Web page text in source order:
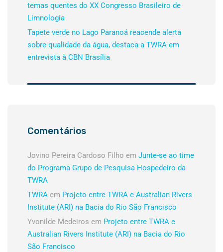
temas quentes do XX Congresso Brasileiro de
Limnologia
Tapete verde no Lago Paranoá reacende alerta
sobre qualidade da água, destaca a TWRA em
entrevista à CBN Brasília
Comentários
Jovino Pereira Cardoso Filho em Junte-se ao time
do Programa Grupo de Pesquisa Hospedeiro da
TWRA
TWRA em Projeto entre TWRA e Australian Rivers
Institute (ARI) na Bacia do Rio São Francisco
Yvonilde Medeiros em Projeto entre TWRA e
Australian Rivers Institute (ARI) na Bacia do Rio
São Francisco